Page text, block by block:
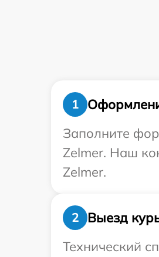
1
Заполните
Zelmer. Наш
Zelmer.
2
Выезд
Технический